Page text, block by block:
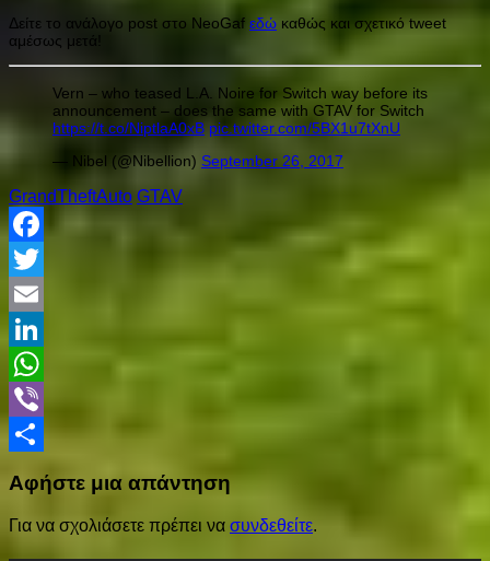
Δείτε το ανάλογο post στο NeoGaf εδώ καθώς και σχετικό tweet
αμέσως μετά!
Vern – who teased L.A. Noire for Switch way before its
announcement – does the same with GTAV for Switch
https://t.co/NiptlaA0xB pic.twitter.com/5BX1u7tXnU
— Nibel (@Nibellion) September 26, 2017
GrandTheftAuto GTAV
Facebook
Twitter
Email
LinkedIn
WhatsApp
Viber
Αφήστε μια απάντηση
Για να σχολιάσετε πρέπει να συνδεθείτε.